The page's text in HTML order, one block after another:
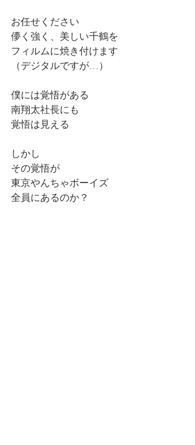
お任せください
儚く強く、美しい千鶴を
フィルムに焼き付けます
（デジタルですが…）
僕には覚悟がある
南翔太社長にも
覚悟は見える
しかし
その覚悟が
東京やんちゃボーイズ
全員にあるのか？